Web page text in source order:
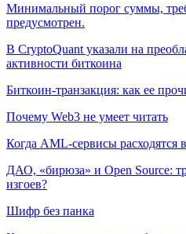
Минимальный порог суммы,
предусмотрен.
В CryptoQuant указали на
активности биткоина
Биткоин-транзакция: как ее
Почему Web3 не умеет читать
Когда AML-сервисы расходятся
ДАО, «бирюза» и Open Source:
изгоев?
Шифр без панка